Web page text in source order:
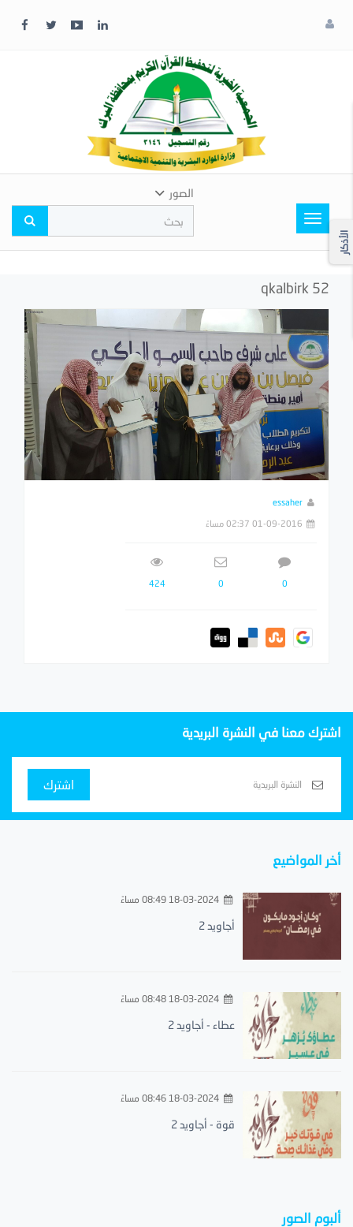
Toggle
navigation
الصور
الأذكار
qkalbirk 52
essaher
01-09-2016 02:37 مساءً
0
0
424
اشترك معنا في النشرة البريدية
اشترك
أخر المواضيع
18-03-2024 08:49 مساءً
أجاويد 2
18-03-2024 08:48 مساءً
عطاء - أجاويد 2
18-03-2024 08:46 مساءً
قوة - أجاويد 2
ألبوم الصور